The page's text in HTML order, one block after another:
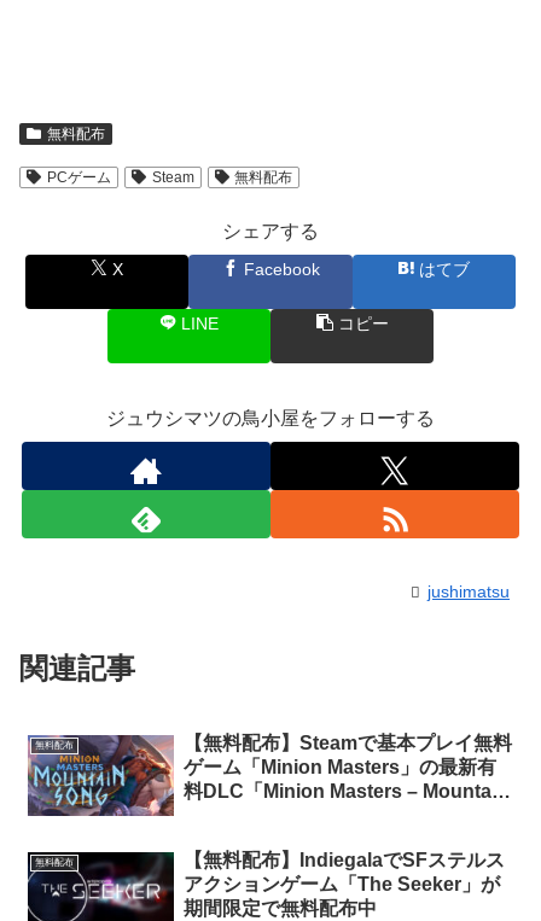
無料配布
PCゲーム Steam 無料配布
シェアする
X Facebook はてブ
LINE コピー
ジュウシマツの鳥小屋をフォローする
jushimatsu
関連記事
無料配布
【無料配布】Steamで基本プレイ無料
ゲーム「Minion Masters」の最新有
料DLC「Minion Masters – Mountain
無料配布
【無料配布】IndiegalaでSFステルス
アクションゲーム「The Seeker」が
期間限定で無料配布中